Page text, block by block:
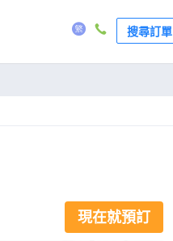
搜尋訂單
現在就預訂